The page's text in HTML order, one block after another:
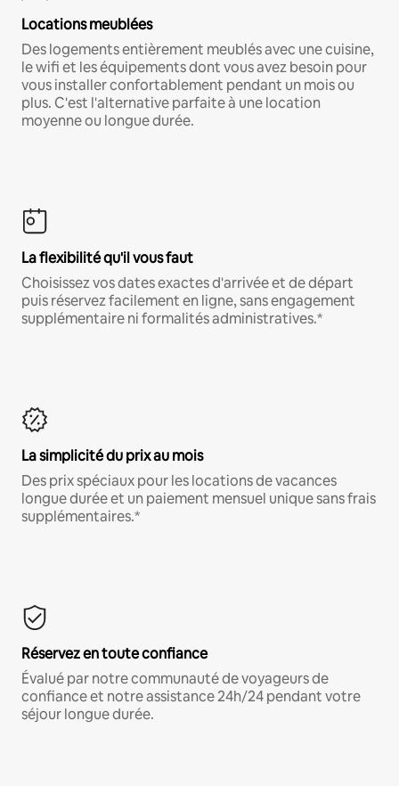
Locations meublées
Des logements entièrement meublés avec une cuisine,
le wifi et les équipements dont vous avez besoin pour
vous installer confortablement pendant un mois ou
plus. C'est l'alternative parfaite à une location
moyenne ou longue durée.
La flexibilité qu'il vous faut
Choisissez vos dates exactes d'arrivée et de départ
puis réservez facilement en ligne, sans engagement
supplémentaire ni formalités administratives.*
La simplicité du prix au mois
Des prix spéciaux pour les locations de vacances
longue durée et un paiement mensuel unique sans frais
supplémentaires.*
Réservez en toute confiance
Évalué par notre communauté de voyageurs de
confiance et notre assistance 24h/24 pendant votre
séjour longue durée.